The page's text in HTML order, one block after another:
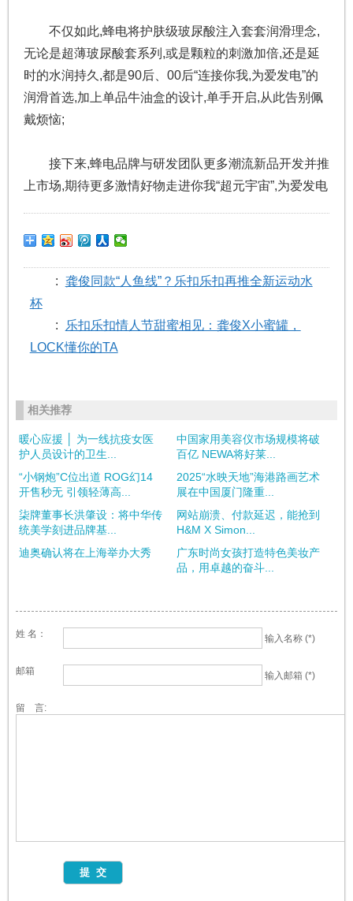
不仅如此,蜂电将护肤级玻尿酸注入套套润滑理念,
无论是超薄玻尿酸套系列,或是颗粒的刺激加倍,还是延
时的水润持久,都是90后、00后“连接你我,为爱发电”的
润滑首选,加上单品牛油盒的设计,单手开启,从此告别佩
戴烦恼;
接下来,蜂电品牌与研发团队更多潮流新品开发并推
上市场,期待更多激情好物走进你我“超元宇宙”,为爱发电
: 龚俊同款“人鱼线”？乐扣乐扣再推全新运动水
杯
:
乐扣乐扣情人节甜蜜相见：龚俊X小蜜罐，
LOCK懂你的TA
相关推荐
暖心应援 │ 为一线抗疫女医
护人员设计的卫生...
中国家用美容仪市场规模将破
百亿 NEWA将好莱...
“小钢炮”C位出道 ROG幻14
开售秒无 引领轻薄高...
2025“水映天地”海港路画艺术
展在中国厦门隆重...
柒牌董事长洪肇设：将中华传
统美学刻进品牌基...
网站崩溃、付款延迟，能抢到
H&M X Simon...
迪奥确认将在上海举办大秀
广东时尚女孩打造特色美妆产
品，用卓越的奋斗...
姓 名： 输入名称 (*)
邮箱 输入邮箱 (*)
留 言: